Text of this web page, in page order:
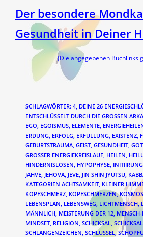
Der besondere
Gesundheit in Deiner
(Die angegebenen Buchlinks
SCHLAGWÖRTER: 4, DEINE 26
ENTSCHLÜSSELT DURCH DIE GROSSEN
EGO, EGOISMUS, ELEMENTE,
ERDUNG, ERFOLG, ERFÜLLUNG, EXISTENZ,
GEBURTSTRAUMA, GEIST, GESUNDHEIT,
GROSSER ENERGIEKREISLAUF , HEILEN,
HINDERNISLÖSEN, HYPOPHYSE, INITIIRUNG
JAHVE, JEHOVA, JEVE, JIN SHIN JYUTSU,
KATEGORIEN ACHTSAMKEIT, KLEINER
KOPFSCHMERZ, KOPFSCHMERZEN, KOSMOS
LEBENSPLAN, LEBENSWEG, LICHTMENSCH,
MÄNNLICH, MEISTERUNG DER 12,
MINDSET, RELIGION, SCHICKSAL,
SCHLANGENZEICHEN, SCHLÜSSEL,